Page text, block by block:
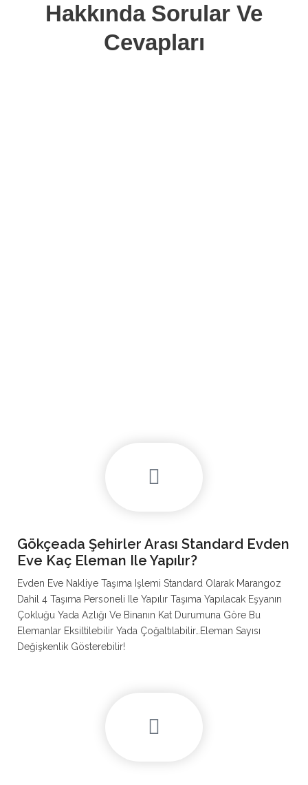
Hakkında Sorular Ve
Cevapları
Gökçeada Şehirler Arası Standard Evden
Eve Kaç Eleman Ile Yapılır?
Evden Eve Nakliye Taşıma Işlemi Standard Olarak Marangoz
Dahil 4 Taşıma Personeli Ile Yapılır Taşıma Yapılacak Eşyanın
Çokluğu Yada Azlığı Ve Binanın Kat Durumuna Göre Bu
Elemanlar Eksiltilebilir Yada Çoğaltılabilir…Eleman Sayısı
Değişkenlik Gösterebilir!